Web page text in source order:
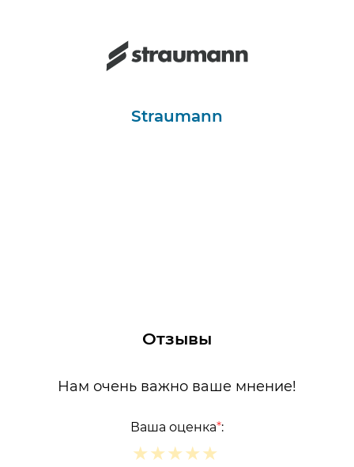
Straumann
Отзывы
Нам очень важно ваше мнение!
Ваша оценка*:
★
★★
★★★
★★★★
★★★★★